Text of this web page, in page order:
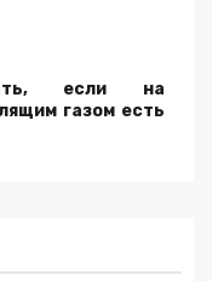
если на
газом есть